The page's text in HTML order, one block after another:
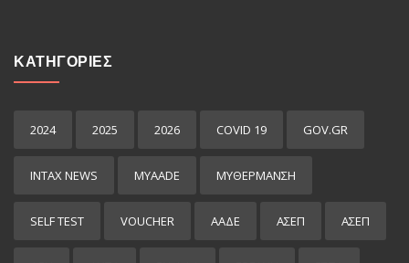
ΚΑΤΗΓΟΡΙΕΣ
2024 2025 2026 COVID 19 GOV.GR
INTAX NEWS MYAADE MYΘΈΡΜΑΝΣΗ
SELF TEST VOUCHER ΑΑΔΕ ΑΣΕΠ ΑΣΕΠ